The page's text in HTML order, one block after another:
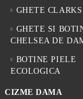
GHETE
GHETE SI
CHELSEA DE
BOTINE PIELE
ECOLOGICA
CIZME DAMA